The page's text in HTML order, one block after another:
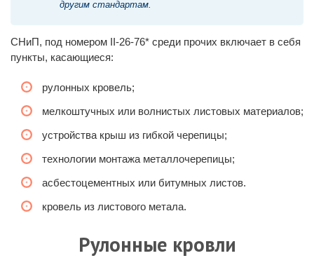
другим стандартам.
СНиП, под номером II-26-76* среди прочих включает в себя
пункты, касающиеся:
рулонных кровель;
мелкоштучных или волнистых листовых материалов;
устройства крыш из гибкой черепицы;
технологии монтажа металлочерепицы;
асбестоцементных или битумных листов.
кровель из листового метала.
Рулонные кровли